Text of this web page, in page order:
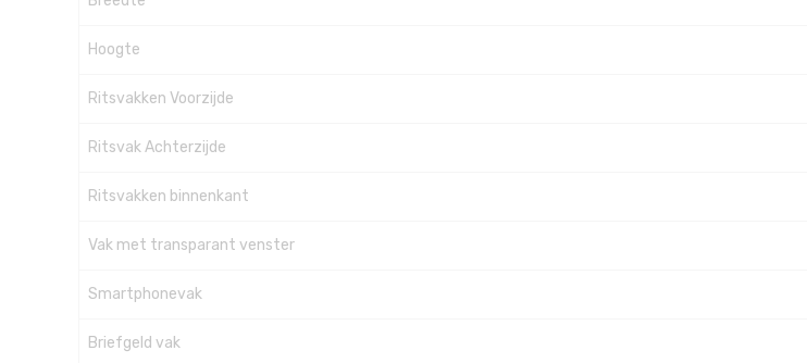
Hoogte
Ritsvakken Voorzijde
Ritsvak Achterzijde
Ritsvakken binnenkant
Vak met transparant venster
Smartphonevak
Briefgeld vak